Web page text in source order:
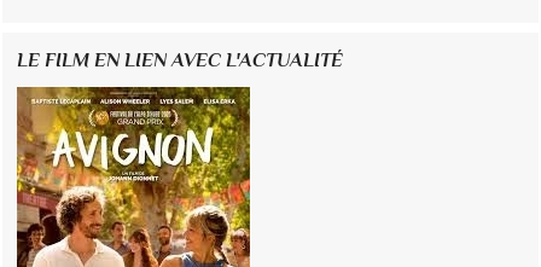
LE FILM EN LIEN AVEC L'ACTUALITÉ